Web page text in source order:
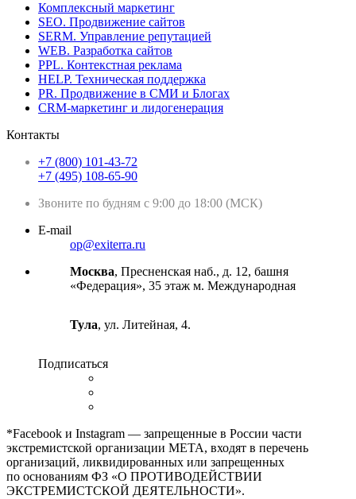
Комплексный маркетинг
SEO. Продвижение сайтов
SERM. Управление репутацией
WEB. Разработка сайтов
PPL. Контекстная реклама
HELP. Техническая поддержка
PR. Продвижение в СМИ и Блогах
CRM-маркетинг и лидогенерация
Контакты
+7 (800) 101-43-72
+7 (495) 108-65-90
Звоните по будням с 9:00 до 18:00 (МСК)
E-mail
op@exiterra.ru
Москва, Пресненская наб., д. 12, башня
«Федерация», 35 этаж м. Международная
Тула, ул. Литейная, 4.
Подписаться
*Facebook и Instagram — запрещенные в России части
экстремистской организации META, входят в перечень
организаций, ликвидированных или запрещенных
по основаниям ФЗ «О ПРОТИВОДЕЙСТВИИ
ЭКСТРЕМИСТСКОЙ ДЕЯТЕЛЬНОСТИ».